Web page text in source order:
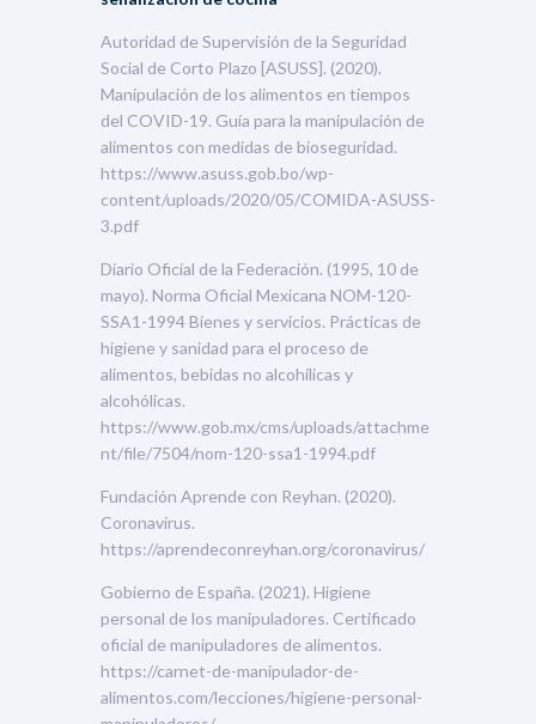
Autoridad de Supervisión de la Seguridad
Social de Corto Plazo [ASUSS]. (2020).
Manipulación de los alimentos en tiempos
del COVID-19. Guía para la manipulación de
alimentos con medidas de bioseguridad.
https://www.asuss.gob.bo/wp-
content/uploads/2020/05/COMIDA-ASUSS-
3.pdf
Diario Oficial de la Federación. (1995, 10 de
mayo). Norma Oficial Mexicana NOM-120-
SSA1-1994 Bienes y servicios. Prácticas de
higiene y sanidad para el proceso de
alimentos, bebidas no alcohílicas y
alcohólicas.
https://www.gob.mx/cms/uploads/attachme
nt/file/7504/nom-120-ssa1-1994.pdf
Fundación Aprende con Reyhan. (2020).
Coronavirus.
https://aprendeconreyhan.org/coronavirus/
Gobierno de España. (2021). Higiene
personal de los manipuladores. Certificado
oficial de manipuladores de alimentos.
https://carnet-de-manipulador-de-
alimentos.com/lecciones/higiene-personal-